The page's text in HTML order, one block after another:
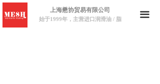
끀
上海懋协贸易有限公司
始于1999年，主营进口润滑油 / 脂